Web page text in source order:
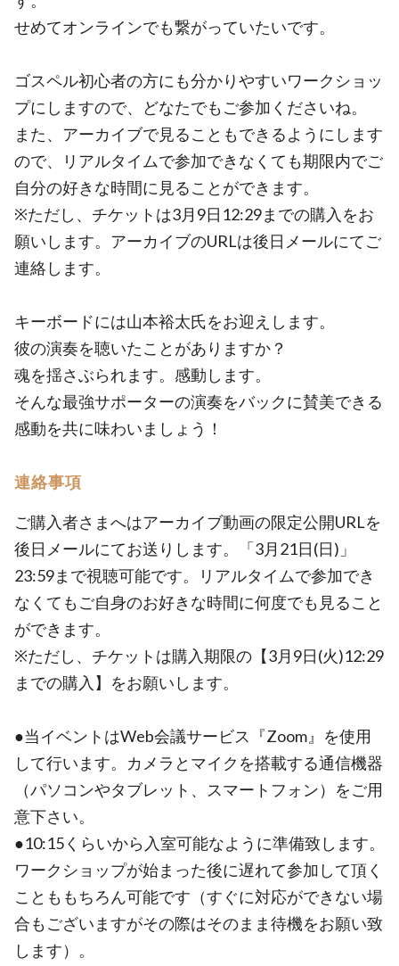
せめてオンラインでも繋がっていたいです。
ゴスペル初心者の方にも分かりやすいワークショッ
プにしますので、どなたでもご参加くださいね。
また、アーカイブで見ることもできるようにします
ので、リアルタイムで参加できなくても期限内でご
自分の好きな時間に見ることができます。
※ただし、チケットは3月9日12:29までの購入をお
願いします。アーカイブのURLは後日メールにてご
連絡します。
キーボードには山本裕太氏をお迎えします。
彼の演奏を聴いたことがありますか？
魂を揺さぶられます。感動します。
そんな最強サポーターの演奏をバックに賛美できる
感動を共に味わいましょう！
連絡事項
ご購入者さまへはアーカイブ動画の限定公開URLを
後日メールにてお送りします。「3月21日(日)」
23:59まで視聴可能です。リアルタイムで参加でき
なくてもご自身のお好きな時間に何度でも見ること
ができます。
※ただし、チケットは購入期限の【3月9日(火)12:29
までの購入】をお願いします。
●当イベントはWeb会議サービス『Zoom』を使用
して行います。カメラとマイクを搭載する通信機器
（パソコンやタブレット、スマートフォン）をご用
意下さい。
●10:15くらいから入室可能なように準備致します。
ワークショップが始まった後に遅れて参加して頂く
ことももちろん可能です（すぐに対応ができない場
合もございますがその際はそのまま待機をお願い致
します）。